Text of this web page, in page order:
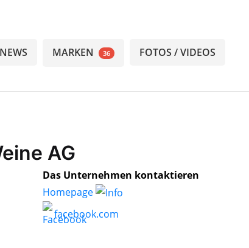
NEWS MARKEN 36 FOTOS / VIDEOS
AG
Das Unternehmen kontaktieren
Homepage
facebook.com